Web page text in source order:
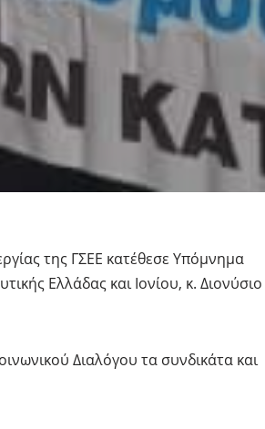
της ΓΣΕΕ κατέθεσε Υπόμνημα
Ελλάδας και Ιονίου, κ. Διονύσιο
Διαλόγου τα συνδικάτα και